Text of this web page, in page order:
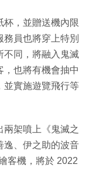
杯，並贈送機內限
員也將穿上特別
不同，將融入鬼滅
，也將有機會抽中
並實施遊覽飛行等
兩架噴上《鬼滅之
逸、伊之助的波音
客機，將於 2022